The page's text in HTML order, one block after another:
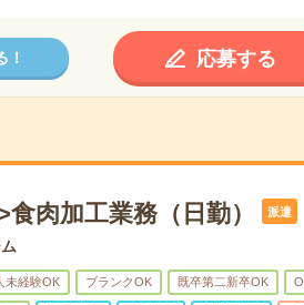
！ 応募する
肉加工業務（日勤） 派遣
未経験OK ブランクOK 既卒第二新卒OK